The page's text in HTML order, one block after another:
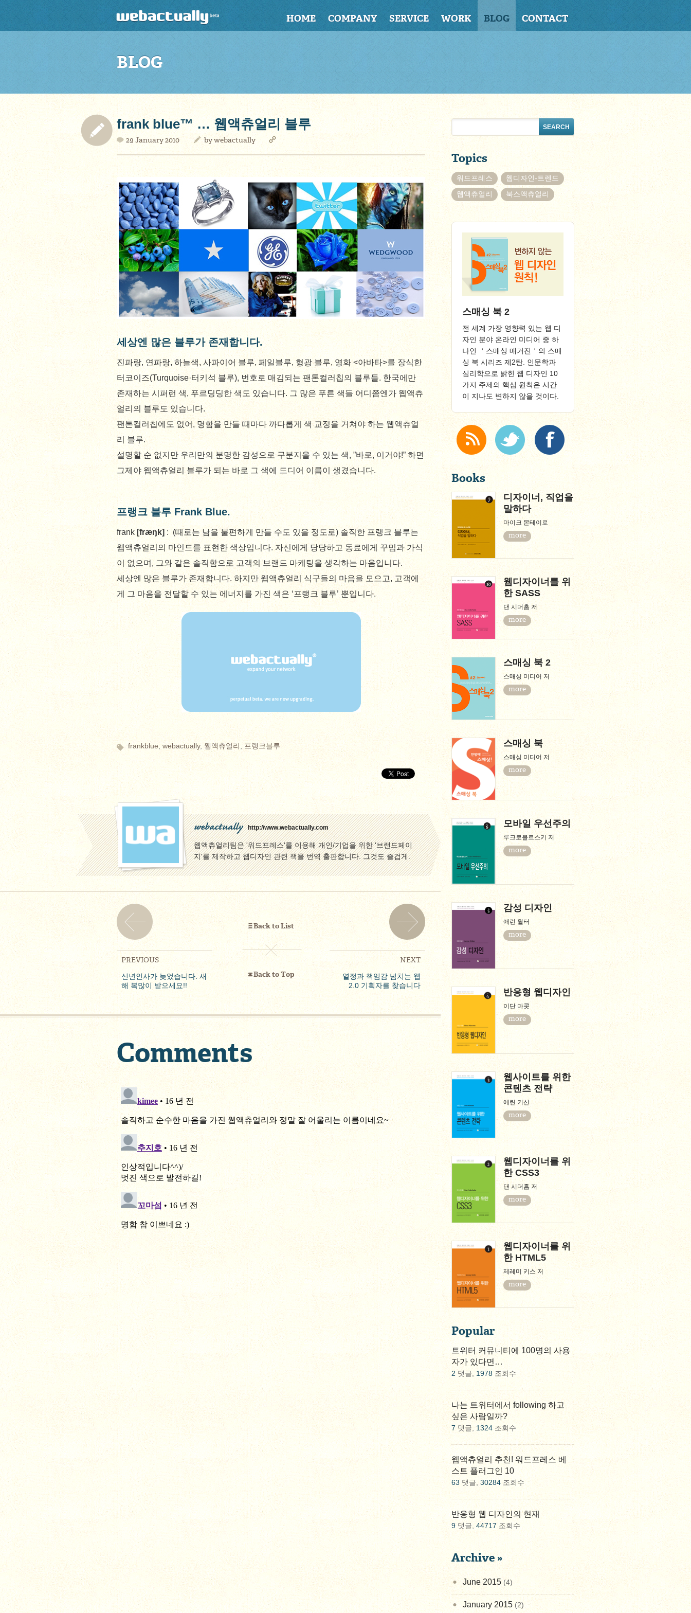
HOME COMPANY SERVICE WORK BLOG CONTACT
BLOG
frank blue™ … 웹액츄얼리 블루
29 January 2010 bywebactually
세상엔 많은 블루가 존재합니다.
진파랑, 연파랑, 하늘색, 사파이어 블루, 페일블루, 형광 블루, 영화 <아바타>를 장식한
터코이즈(Turquoise·터키석 블루), 번호로 매김되는 팬톤컬러칩의 블루들. 한국에만
존재하는 시퍼런 색, 푸르딩딩한 색도 있습니다. 그 많은 푸른 색들 어디쯤엔가 웹액츄
얼리의 블루도 있습니다.
팬톤컬러칩에도 없어, 명함을 만들 때마다 까다롭게 색 교정을 거쳐야 하는 웹액츄얼
리 블루.
설명할 순 없지만 우리만의 분명한 감성으로 구분지을 수 있는 색, ”바로, 이거야!” 하면
그제야 웹액츄얼리 블루가 되는 바로 그 색에 드디어 이름이 생겼습니다.
프랭크 블루 Frank Blue.
frank [frӕŋk] : (때로는 남을 불편하게 만들 수도 있을 정도로) 솔직한 프랭크 블루는
웹액츄얼리의 마인드를 표현한 색상입니다. 자신에게 당당하고 동료에게 꾸밈과 가식
이 없으며, 그와 같은 솔직함으로 고객의 브랜드 마케팅을 생각하는 마음입니다.
세상엔 많은 블루가 존재합니다. 하지만 웹액츄얼리 식구들의 마음을 모으고, 고객에
게 그 마음을 전달할 수 있는 에너지를 가진 색은 ‘프랭크 블루’ 뿐입니다.
frankblue webactually, 웹액츄얼리 프랭크블루
webactually http://www.webactually.com
웹액츄얼리팀은 '워드프레스'를 이용해 개인/기업을 위한 '브랜드페이
지'를 제작하고 웹디자인 관련 책을 번역 출판합니다. 그것도 즐겁게.
PREVIOUS
신년인사가 늦었습니다. 새
해 복많이 받으세요!!
NEXT
열정과 책임감 넘치는 웹
2.0 기획자를 찾습니다
Back to List
Back to Top
Comments
Topics
워드프레스
웹디자인-트렌드
웹액츄얼리
북스액츄얼리
스매싱 북 2
전 세계 가장 영향력 있는 웹 디
자인 분야 온라인 미디어 중 하
나인 ＇스매싱 매거진＇의 스매
싱 북 시리즈 제2탄. 인문학과
심리학으로 밝힌 웹 디자인 10
가지 주제의 핵심 원칙은 시간
이 지나도 변하지 않을 것이다.
Books
디자이너, 직업을
말하다
마이크 몬테이로
more
웹디자이너를 위
한 SASS
댄 시더홈 저
more
스매싱 북 2
스매싱 미디어 저
more
스매싱 북
스매싱 미디어 저
more
모바일 우선주의
루크로블르스키 저
more
감성 디자인
애런 월터
more
반응형 웹디자인
이단 마콧
more
웹사이트를 위한
콘텐츠 전략
에린 키산
more
웹디자이너를 위
한 CSS3
댄 시더홈 저
more
웹디자이너를 위
한 HTML5
제레미 키스 저
more
Popular
트위터 커뮤니티에 100명의 사용
자가 있다면…
2 댓글, 1978 조회수
나는 트위터에서 following 하고
싶은 사람일까?
7댓글, 1324 조회수
웹액츄얼리 추천! 워드프레스 베
스트 플러그인 10
63 댓글, 30284 조회수
반응형 웹 디자인의 현재
9 댓글, 44717 조회수
Archive »
June 2015 (4)
January 2015 (2)